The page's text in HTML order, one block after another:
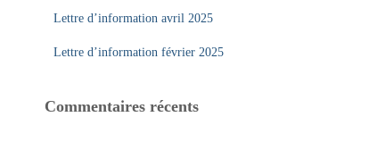
Lettre d’information avril 2025
Lettre d’information février 2025
Commentaires récents